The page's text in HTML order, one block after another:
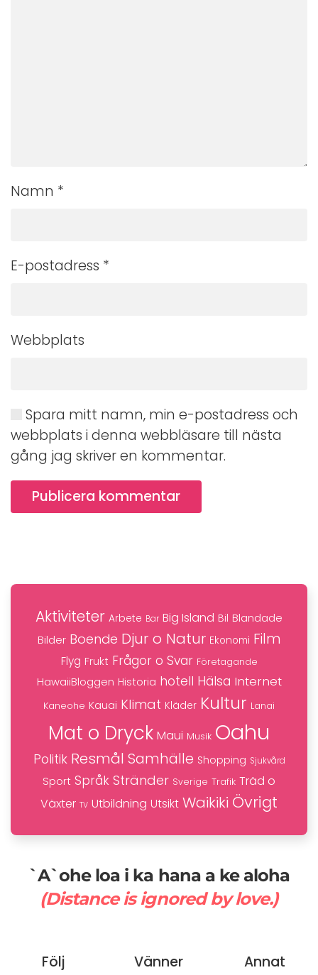
Namn *
E-postadress *
Webbplats
Spara mitt namn, min e-postadress och
webbplats i denna webbläsare till nästa
gång jag skriver en kommentar.
Publicera kommentar
Aktiviteter Arbete Bar Big Island Bil Blandade
Bilder Boende Djur o Natur Ekonomi Film
Flyg Frukt Frågor o Svar Företagande
HawaiiBloggen Historia hotell Hälsa Internet
Kaneohe Kauai Klimat Kläder Kultur Lanai
Mat o Dryck Maui Musik Oahu
Politik Resmål Samhälle Shopping Sjukvård
Sport Språk Stränder Sverige Trafik Träd o
Växter TV Utbildning Utsikt Waikiki Övrigt
`A`ohe loa i ka hana a ke aloha
(Distance is ignored by love.)
Följ Vänner Annat